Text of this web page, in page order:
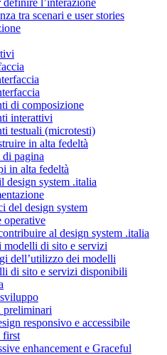
definire l’interazione
tra scenari e user stories
di composizione
interattivi
testuali (microtesti)
in alta fedeltà
pagina
in alta fedeltà
design system .italia
del design system
operative
al design system .italia
modelli di sito e servizi
dell’utilizzo dei modelli
di sito e servizi disponibili
preliminari
responsivo e accessibile
first
enhancement e Graceful